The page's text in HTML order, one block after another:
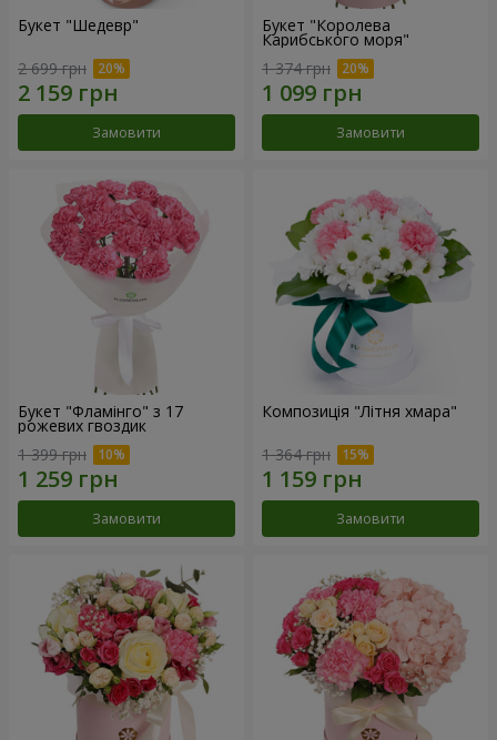
Букет "Шедевр"
2 699 грн
Замовити
Букет "Королева
Карибського моря"
1 374 грн
Замовити
Букет "Фламінго" з 17
рожевих гвоздик
1 399 грн
Замовити
Композиція "Літня хмара"
1 364 грн
Замовити